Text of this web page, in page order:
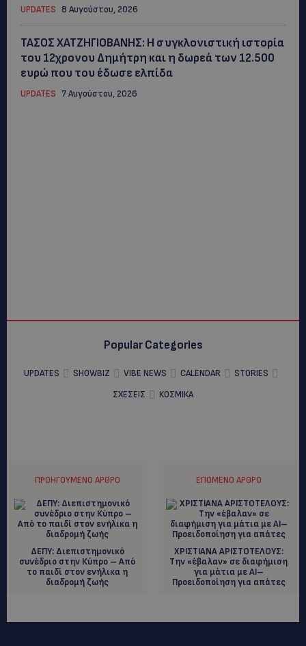
UPDATES 8 Αυγούστου, 2026
ΤΑΣΟΣ ΧΑΤΖΗΓΙΟΒΑΝΗΣ: Η συγκλονιστική ιστορία
του 12χρονου Δημήτρη και η δωρεά των 12.500
ευρώ που του έδωσε ελπίδα
UPDATES 7 Αυγούστου, 2026
Popular Categories
UPDATES SHOWBIZ VIBE NEWS CALENDAR
STORIES
ΣΧΕΣΕΙΣ
ΚΟΣΜΙΚΑ
ΠΡΟΗΓΟΎΜΕΝΟ ΆΡΘΡΟ
ΔΕΠΥ: Διεπιστημονικό
συνέδριο στην Κύπρο – Από
το παιδί στον ενήλικα η
διαδρομή ζωής
ΕΠΌΜΕΝΟ ΆΡΘΡΟ
ΧΡΙΣΤΙΑΝΑ ΑΡΙΣΤΟΤΕΛΟΥΣ:
Την «έβαλαν» σε διαφήμιση
για μάτια με AI–
Προειδοποίηση για απάτες